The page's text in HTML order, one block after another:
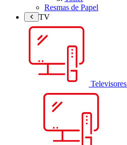
Resmas de Papel
TV
Televisores